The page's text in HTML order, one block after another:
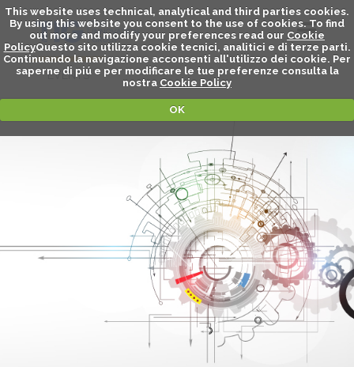
This website uses technical, analytical and third parties cookies.
By using this website you consent to the use of cookies. To find
out more and modify your preferences read our Cookie
PolicyQuesto sito utilizza cookie tecnici, analitici e di terze parti.
Continuando la navigazione acconsenti all'utilizzo dei cookie. Per
saperne di piú e per modificare le tue preferenze consulta la
nostra Cookie Policy
OK
EVENTS